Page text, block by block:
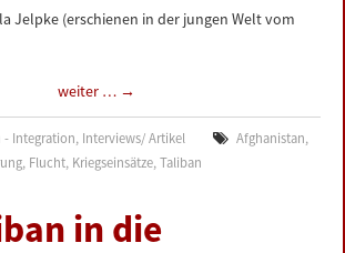
Jelpke (erschienen in der jungen Welt vom
weiter … →
- Integration, Interviews/ Artikel Afghanistan,
, Flucht, Kriegseinsätze,Taliban
in die